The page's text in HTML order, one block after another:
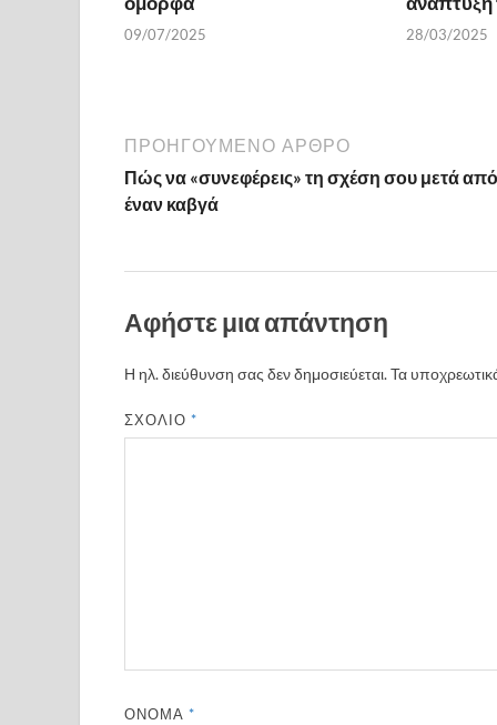
09/07/2025 28/03/2025
ΠΡΟΗΓΟΎΜΕΝΟ ΆΡΘΡΟ
Πώς να «συνεφέρεις» τη σχέση σου μετά από
έναν καβγά
Αφήστε μια απάντηση
Η ηλ. διεύθυνση σας δεν δημοσιεύεται.Τα
ΣΧΌΛΙΟ*
ΌΝΟΜΑ*